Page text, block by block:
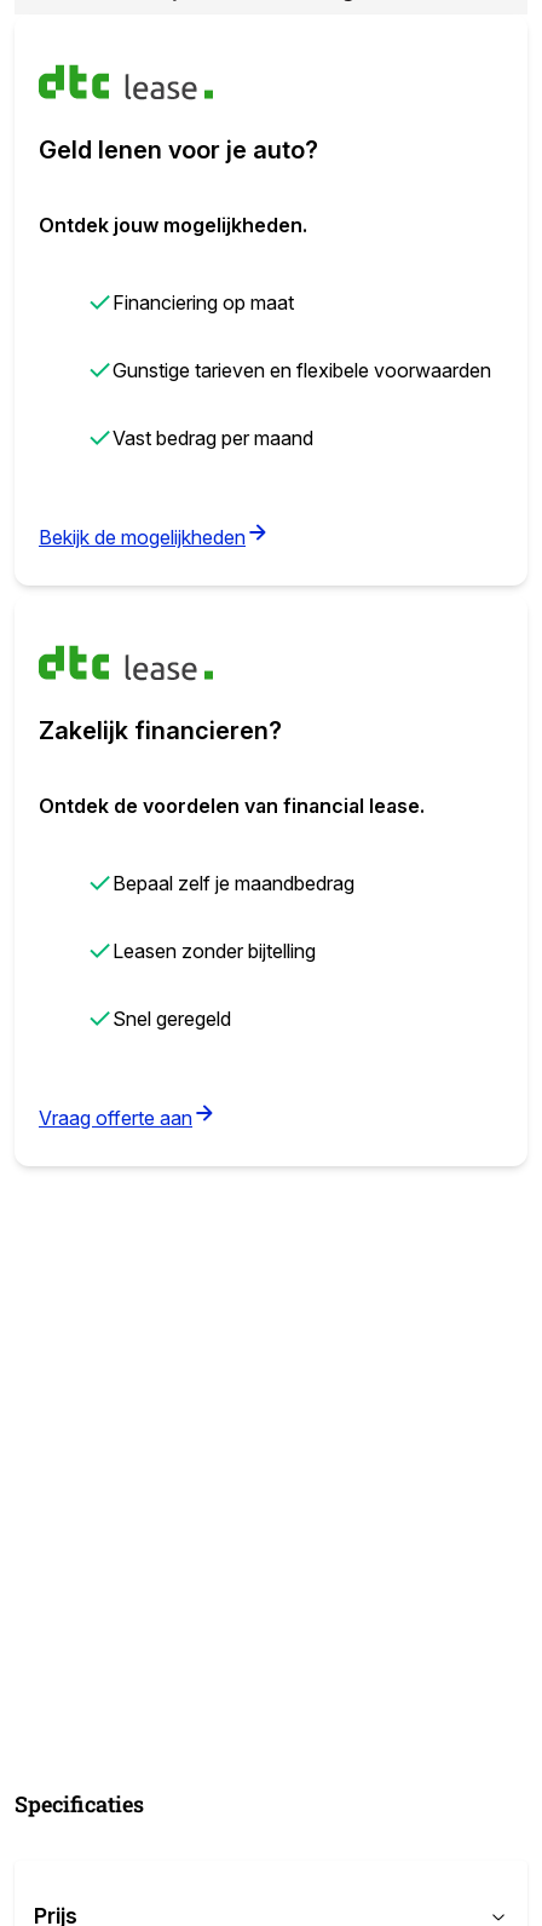
Geld lenen voor je auto?
Ontdek jouw mogelijkheden.
✓Financiering op maat
✓Gunstige tarieven en flexibele voorwaarden
✓Vast bedrag per maand
Bekijk de mogelijkheden
Zakelijk financieren?
Ontdek de voordelen van financial lease.
✓Bepaal zelf je maandbedrag
✓Leasen zonder bijtelling
✓Snel geregeld
Vraag offerte aan
Specificaties
Prijs